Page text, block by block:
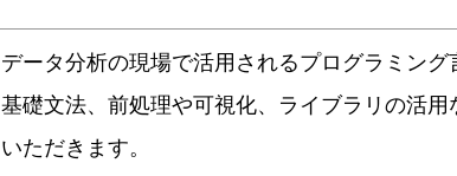
データ分析の現場で活用されるプログラミン
基礎文法、前処理や可視化、ライブラリの活
いただきます。